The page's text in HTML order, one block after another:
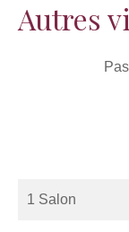
Autres
1 Salon